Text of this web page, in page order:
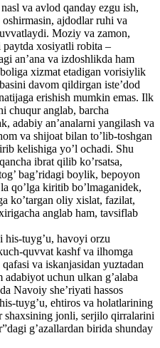
va avlod qanday ezgu ish,
ajdodlar ruhi va
Moziy va zamon,
xosiyatli robita –
an’ana va izdoshlikda ham
xizmat etadigan vorisiylik
davom qildirgan iste’dod
erishish mumkin emas. Ilk
chuqur anglab, barcha
adabiy an’analarni yangilash va
va shijoat bilan to’lib-toshgan
kelishiga yo’l ochadi. Shu
ibrat qilib ko’rsatsa,
bag’ridagi boylik, bepoyon
qo’lga kiritib bo’lmaganidek,
ko’targan oliy xislat, fazilat,
anglab ham, tavsiflab
his-tuyg’u, havoyi orzu
quvvat kashf va ilhomga
va iskanjasidan yuztadan
uchun ulkan g’alaba
Navoiy she’riyati hassos
tuyg’u, ehtiros va holatlarining
shaxsining jonli, serjilo qirralarini
g’azallardan birida shunday